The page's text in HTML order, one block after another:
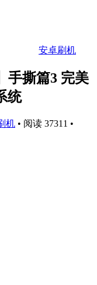
安卓刷机
手撕篇3 完美
统
机 • 阅读 37311 •